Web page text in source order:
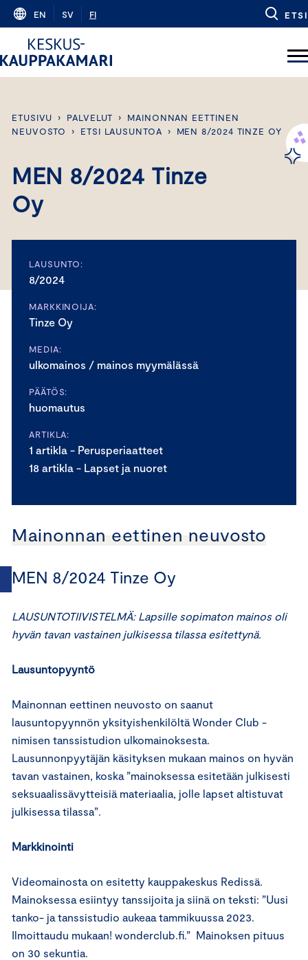
Skip
content
EN SV FI ETSI
ETUSIVU › PALVELUT ›
MAINONNAN EETTINEN
NEUVOSTO
› ETSI LAUSUNTOA › MEN 8/2024 TINZE OY
MEN 8/2024 Tinze
Oy
LAUSUNTO:
8/2024
MARKKINOIJA:
Tinze Oy
MEDIA:
ulkomainos / mainos myymälässä
PÄÄTÖS:
huomautus
ARTIKLA:
1 artikla - Perusperiaatteet
18 artikla - Lapset ja nuoret
Mainonnan eettinen neuvosto
MEN 8/2024 Tinze Oy
LAUSUNTOTIIVISTELMÄ: Lapsille sopimaton mainos oli
hyvän tavan vastainen julkisessa tilassa esitettynä.
Lausuntopyyntö
Mainonnan eettinen neuvosto on saanut
lausuntopyynnön yksityishenkilöltä Wonder Club -
nimisen tanssistudion ulkomainoksesta.
Lausunnonpyytäjän käsityksen mukaan mainos on hyvän
tavan vastainen, koska ”mainoksessa esitetään julkisesti
seksuaalissävytteisiä materiaalia, jolle lapset altistuvat
julkisessa tilassa”.
Markkinointi
Videomainosta on esitetty kauppakeskus Redissä.
Mainoksessa esiintyy tanssijoita ja siinä on teksti: ”Uusi
tanko- ja tanssistudio aukeaa tammikuussa 2023.
Ilmoittaudu mukaan! wonderclub.fi.” Mainoksen pituus
on 30 sekuntia.